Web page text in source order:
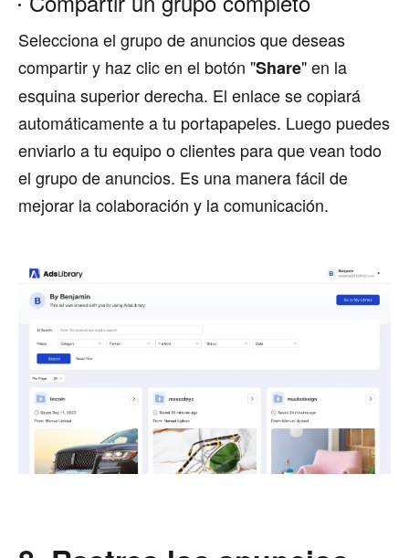
Selecciona el grupo de anuncios que deseas
compartir y haz clic en el botón "Share" en la
esquina superior derecha. El enlace se copiará
automáticamente a tu portapapeles. Luego puedes
enviarlo a tu equipo o clientes para que vean todo
el grupo de anuncios. Es una manera fácil de
mejorar la colaboración y la comunicación.